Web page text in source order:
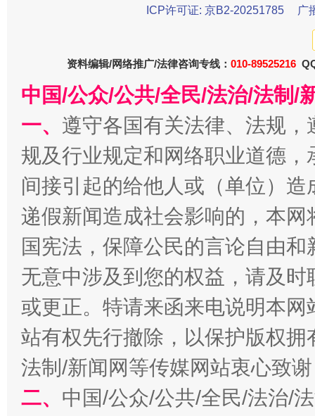
巳巳如意，开工大吉！ 三轮上
ICP许可证: 京B2-20251785
广
资料编辑/网络推广/法律咨询专线： 010-89525216
中国/公众/公共/全民/法治/法制/
一、 遵守各国有关法律、法规
规及行业规定和网络职业道德
间接引起的给他人或（单位）
递假新闻造成社会影响的，本
国宪法，保障公民的言论自由
无意中涉及到您的权益，请及
或更正。特请来函来电说明本
站有权先行撤除，以保护版权
法制/新闻网等传媒网站衷心致
二、 中国/公众/公共/全民/法治/